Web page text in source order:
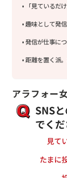
「見ているだ
趣味として発
発信が仕事に
距離を置く派
アラフォー